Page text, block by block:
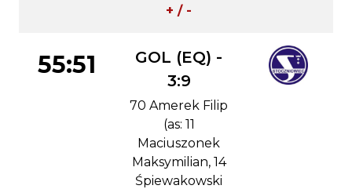
+ / -
55:51
GOL (EQ) -
3:9
70 Amerek Filip
(as: 11
Maciuszonek
Maksymilian, 14
Śpiewakowski